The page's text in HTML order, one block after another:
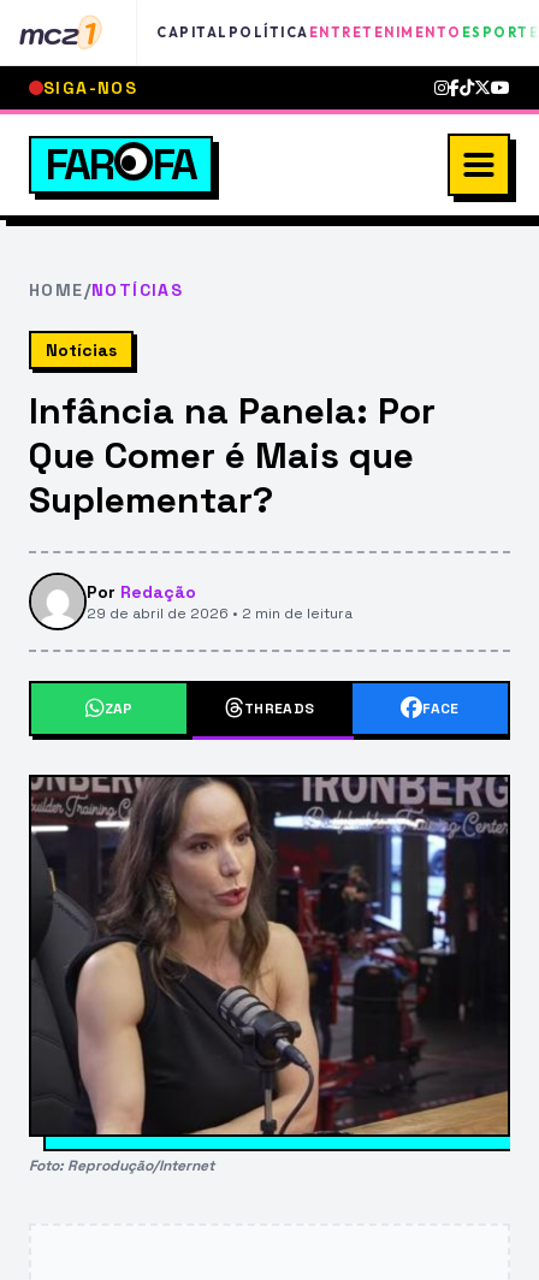
mcz1 CAPITAL POLÍTICA ENTRETENIMENTO
SIGA-NOS
FAR FA
HOME/NOTÍCIAS
Notícias
Infância na Panela: Por
Que Comer é Mais que
Suplementar?
Por Redação
29 de abril de 2026 • 2 min de leitura
ZAP THREADS FACE
Foto: Reprodução/Internet